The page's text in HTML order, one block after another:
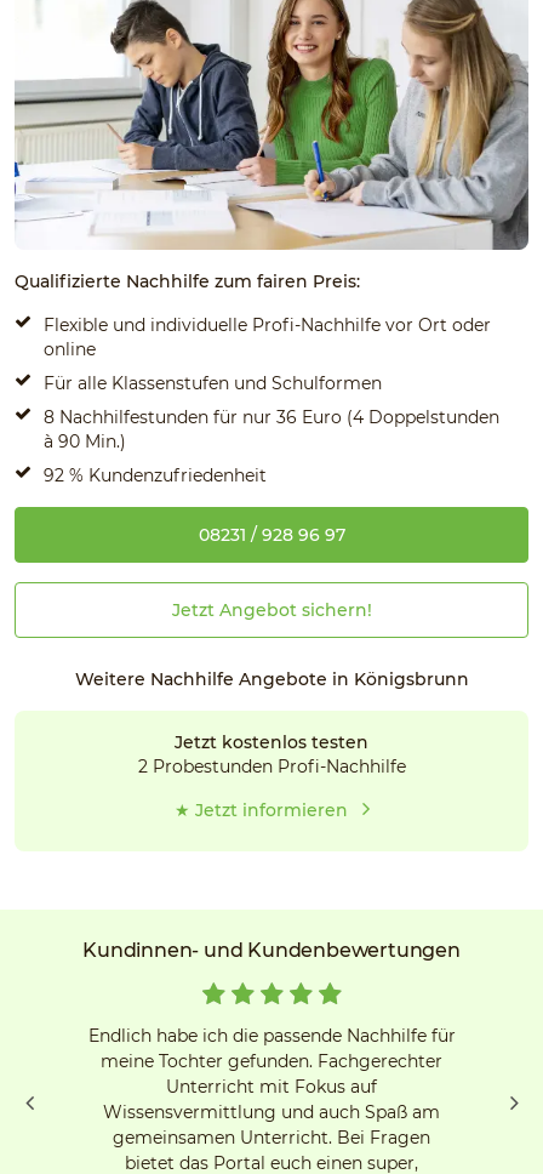
Qualifizierte Nachhilfe zum fairen Preis:
Flexible und individuelle Profi-Nachhilfe vor Ort oder
online
Für alle Klassenstufen und Schulformen
8 Nachhilfestunden für nur 36 Euro (4 Doppelstunden
à 90 Min.)
92 % Kundenzufriedenheit
08231 / 928 96 97
Jetzt Angebot sichern!
Weitere Nachhilfe Angebote in Königsbrunn
Jetzt kostenlos testen
2 Probestunden Profi-Nachhilfe
★ Jetzt informieren
Kundinnen- und Kundenbewertungen
Endlich habe ich die passende Nachhilfe für
meine Tochter gefunden. Fachgerechter
Unterricht mit Fokus auf
Wissensvermittlung und auch Spaß am
gemeinsamen Unterricht. Bei Fragen
bietet das Portal euch einen super,